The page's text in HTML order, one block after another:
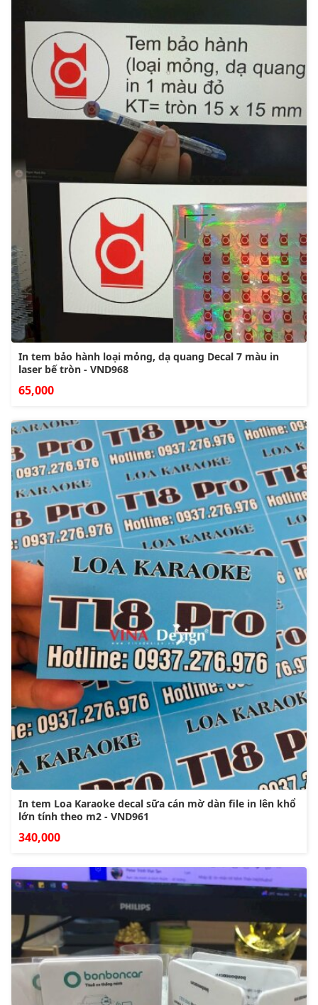
In tem bảo hành loại mỏng, dạ quang Decal 7 màu in
laser bế tròn - VND968
65,000
In tem Loa Karaoke decal sữa cán mờ dàn file in lên khổ
lớn tính theo m2 - VND961
340,000